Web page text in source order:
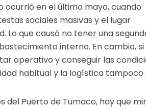
ocurrió en el último mayo, cuando
sociales masivas y el lugar
Lo que causó no tener una
interno. En cambio, si
operativo y conseguir las
habitual y la logística
del Puerto de Tumaco, hay que